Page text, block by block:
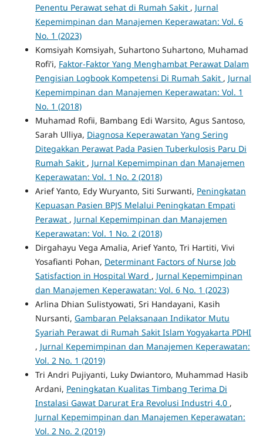
Penentu Perawat sehat di Rumah Sakit , Jurnal
Kepemimpinan dan Manajemen Keperawatan: Vol. 6
No. 1 (2023)
Komsiyah Komsiyah, Suhartono Suhartono, Muhamad
Rofi'i, Faktor-Faktor Yang Menghambat Perawat Dalam
Pengisian Logbook Kompetensi Di Rumah Sakit , Jurnal
Kepemimpinan dan Manajemen Keperawatan: Vol. 1
No. 1 (2018)
Muhamad Rofii, Bambang Edi Warsito, Agus Santoso,
Sarah Ulliya, Diagnosa Keperawatan Yang Sering
Ditegakkan Perawat Pada Pasien Tuberkulosis Paru Di
Rumah Sakit , Jurnal Kepemimpinan dan Manajemen
Keperawatan: Vol. 1 No. 2 (2018)
Arief Yanto, Edy Wuryanto, Siti Surwanti, Peningkatan
Kepuasan Pasien BPJS Melalui Peningkatan Empati
Perawat , Jurnal Kepemimpinan dan Manajemen
Keperawatan: Vol. 1 No. 2 (2018)
Dirgahayu Vega Amalia, Arief Yanto, Tri Hartiti, Vivi
Yosafianti Pohan, Determinant Factors of Nurse Job
Satisfaction in Hospital Ward , Jurnal Kepemimpinan
dan Manajemen Keperawatan: Vol. 6 No. 1 (2023)
Arlina Dhian Sulistyowati, Sri Handayani, Kasih
Nursanti, Gambaran Pelaksanaan Indikator Mutu
Syariah Perawat di Rumah Sakit Islam Yogyakarta PDHI
, Jurnal Kepemimpinan dan Manajemen Keperawatan:
Vol. 2 No. 1 (2019)
Tri Andri Pujiyanti, Luky Dwiantoro, Muhammad Hasib
Ardani, Peningkatan Kualitas Timbang Terima Di
Instalasi Gawat Darurat Era Revolusi Industri 4.0 ,
Jurnal Kepemimpinan dan Manajemen Keperawatan:
Vol. 2 No. 2 (2019)